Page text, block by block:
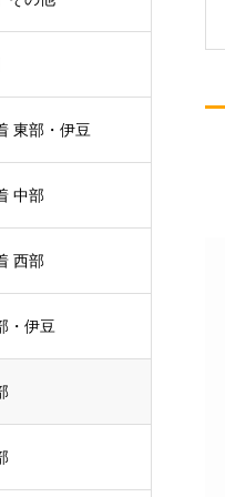
東部・伊豆
中部
西部
・伊豆